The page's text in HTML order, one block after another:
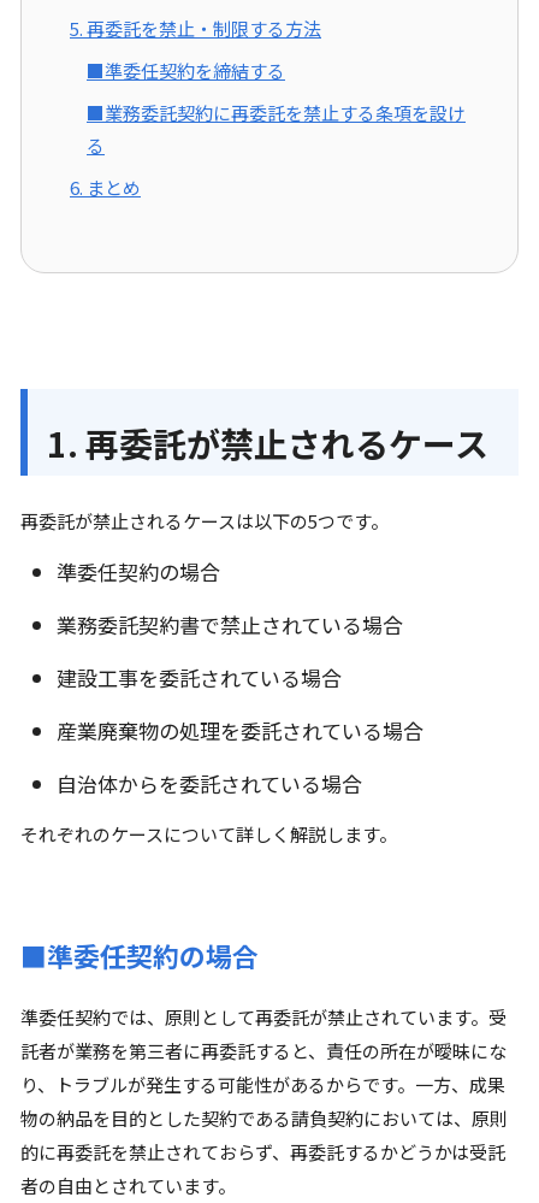
5. 再委託を禁止・制限する方法
■準委任契約を締結する
■業務委託契約に再委託を禁止する条項を設け
る
6. まとめ
1. 再委託が禁止されるケース
再委託が禁止されるケースは以下の5つです。
準委任契約の場合
業務委託契約書で禁止されている場合
建設工事を委託されている場合
産業廃棄物の処理を委託されている場合
自治体からを委託されている場合
それぞれのケースについて詳しく解説します。
■準委任契約の場合
準委任契約では、原則として再委託が禁止されています。受
託者が業務を第三者に再委託すると、責任の所在が曖昧にな
り、トラブルが発生する可能性があるからです。一方、成果
物の納品を目的とした契約である請負契約においては、原則
的に再委託を禁止されておらず、再委託するかどうかは受託
者の自由とされています。